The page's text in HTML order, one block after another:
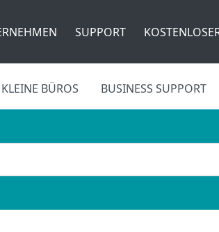
SUPPORT
BÜROS BUSINESS SUPPORT